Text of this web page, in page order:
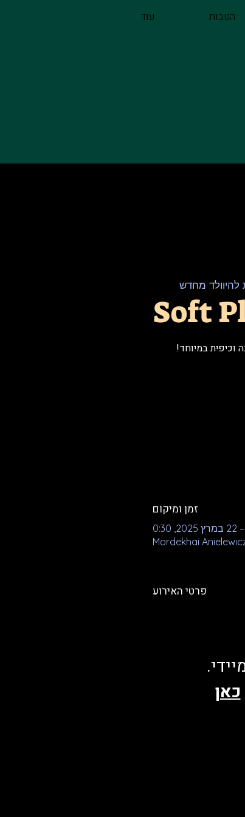
הטבות עוד
להיוולד מחדש
Soft
וכיפית במיוחד!
זמן ומיקום
פרטי האירוע
כאן